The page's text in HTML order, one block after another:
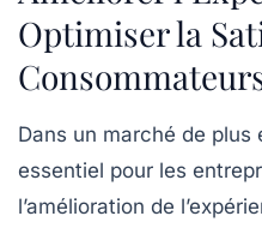
Optimiser la
Dans un marché de
essentiel pour les
l’amélioration de